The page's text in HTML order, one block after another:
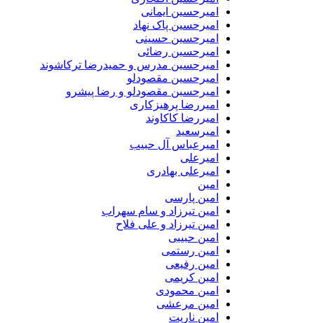
امیرحسین ایمانی
امیرحسین پاک نهاد
امیرحسین حسینی
امیرحسین رضائی
امیرحسین مدرس و حمیدرضا ترکاشوند
امیرحسین مقصودلو
امیرحسین مقصودلو و رضا پیشرو
امیررضا پرهیزکاری
امیررضا کاکاوند
امیرسعید
امیرعباس آل حبیب
امیرعلی
امیرعلی بهادری
امین
امین پارسی
امین تیرزاد و سام سهراب
امین تیرزاد و علی فلاح
امین حبیبی
امین رستمی
امین رفیعی
امین کریمی
امین محمودی
امین مرعشی
امین ناریت